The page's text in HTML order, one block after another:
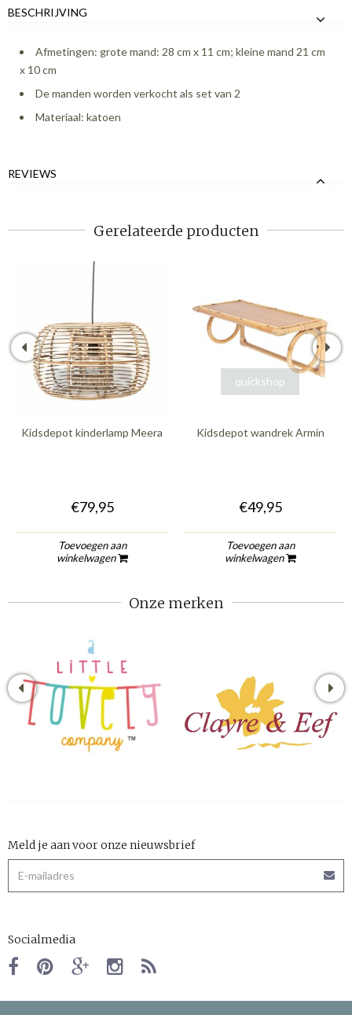
BESCHRIJVING
Afmetingen: grote mand: 28 cm x 11 cm; kleine mand 21 cm
x 10 cm
De manden worden verkocht als set van 2
Materiaal: katoen
REVIEWS
Gerelateerde producten
quickshop
Kidsdepot kinderlamp Meera
€79,95
Toevoegen aan
winkelwagen
quickshop
Kidsdepot wandrek Armin
€49,95
Toevoegen aan
winkelwagen
Onze merken
Meld je aan voor onze nieuwsbrief
Socialmedia